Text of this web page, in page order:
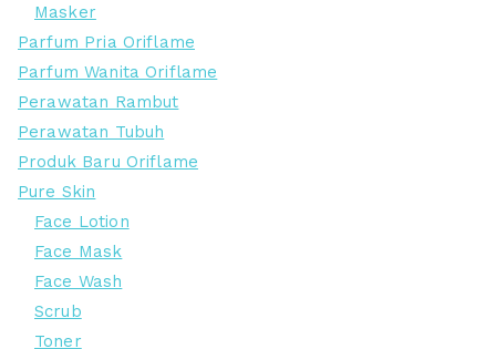
Masker
Parfum Pria Oriflame
Parfum Wanita Oriflame
Perawatan Rambut
Perawatan Tubuh
Produk Baru Oriflame
Pure Skin
Face Lotion
Face Mask
Face Wash
Scrub
Toner